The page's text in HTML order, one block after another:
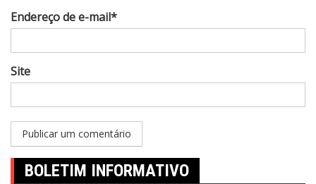
Endereço de e-mail*
Site
BOLETIM INFORMATIVO